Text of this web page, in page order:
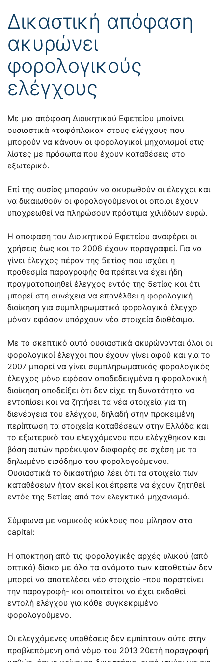
Δικαστική απόφαση
ακυρώνει
φορολογικούς
ελέγχους
Με μια απόφαση Διοικητικού Εφετείου μπαίνει
ουσιαστικά «ταφόπλακα» στους ελέγχους που
μπορούν να κάνουν οι φορολογικοί μηχανισμοί στις
λίστες με πρόσωπα που έχουν καταθέσεις στο
εξωτερικό.
Επί της ουσίας μπορούν να ακυρωθούν οι έλεγχοι και
να δικαιωθούν οι φορολογούμενοι οι οποίοι έχουν
υποχρεωθεί να πληρώσουν πρόστιμα χιλιάδων ευρώ.
Η απόφαση του Διοικητικού Εφετείου αναφέρει οι
χρήσεις έως και το 2006 έχουν παραγραφεί. Για να
γίνει έλεγχος πέραν της 5ετίας που ισχύει η
προθεσμία παραγραφής θα πρέπει να έχει ήδη
πραγματοποιηθεί έλεγχος εντός της 5ετίας και ότι
μπορεί στη συνέχεια να επανέλθει η φορολογική
διοίκηση για συμπληρωματικό φορολογικό έλεγχο
μόνον εφόσον υπάρχουν νέα στοιχεία διαθέσιμα.
Με το σκεπτικό αυτό ουσιαστικά ακυρώνονται όλοι οι
φορολογικοί έλεγχοι που έχουν γίνει αφού και για το
2007 μπορεί να γίνει συμπληρωματικός φορολογικός
έλεγχος μόνο εφόσον αποδεδειγμένα η φορολογική
διοίκηση αποδείξει ότι δεν είχε τη δυνατότητα να
εντοπίσει και να ζητήσει τα νέα στοιχεία για τη
διενέργεια του ελέγχου, δηλαδή στην προκειμένη
περίπτωση τα στοιχεία καταθέσεων στην Ελλάδα και
το εξωτερικό του ελεγχόμενου που ελέγχθηκαν και
βάση αυτών προέκυψαν διαφορές σε σχέση με το
δηλωμένο εισόδημα του φορολογούμενου.
Ουσιαστικά το δικαστήριο λέει ότι τα στοιχεία των
καταθέσεων ήταν εκεί και έπρεπε να έχουν ζητηθεί
εντός της 5ετίας από τον ελεγκτικό μηχανισμό.
Σύμφωνα με νομικούς κύκλους που μίλησαν στο
capital:
Η απόκτηση από τις φορολογικές αρχές υλικού (από
οπτικό) δίσκο με όλα τα ονόματα των καταθετών δεν
μπορεί να αποτελέσει νέο στοιχείο -που παρατείνει
την παραγραφή- και απαιτείται να έχει εκδοθεί
εντολή ελέγχου για κάθε συγκεκριμένο
φορολογούμενο.
Οι ελεγχόμενες υποθέσεις δεν εμπίπτουν ούτε στην
προβλεπόμενη από νόμο του 2013 20ετή παραγραφή